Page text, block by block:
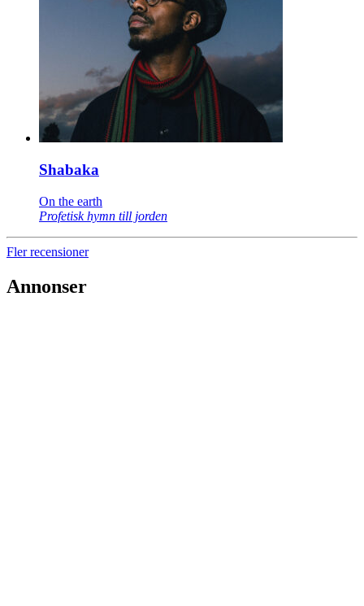
Shabaka
On the earth
Profetisk hymn till jorden
Fler recensioner
Annonser